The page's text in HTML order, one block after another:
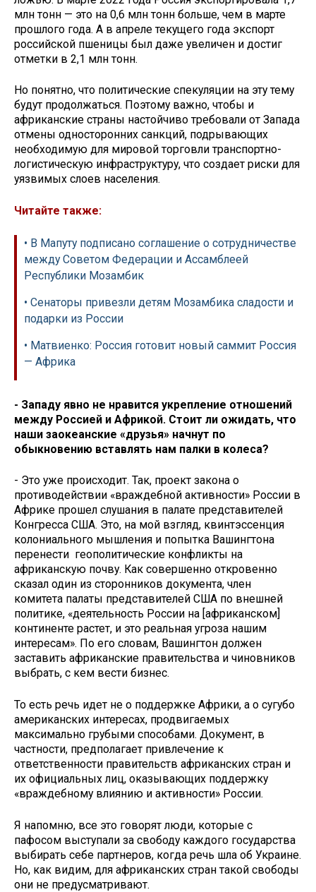
млн тонн — это на 0,6 млн тонн больше, чем в марте
прошлого года. А в апреле текущего года экспорт
российской пшеницы был даже увеличен и достиг
отметки в 2,1 млн тонн.
Но понятно, что политические спекуляции на эту тему
будут продолжаться. Поэтому важно, чтобы и
африканские страны настойчиво требовали от Запада
отмены односторонних санкций, подрывающих
необходимую для мировой торговли транспортно-
логистическую инфраструктуру, что создает риски для
уязвимых слоев населения.
Читайте также:
• В Мапуту подписано соглашение о сотрудничестве
между Советом Федерации и Ассамблеей
Республики Мозамбик
• Сенаторы привезли детям Мозамбика сладости и
подарки из России
• Матвиенко: Россия готовит новый саммит Россия
— Африка
- Западу явно не нравится укрепление отношений
между Россией и Африкой. Стоит ли ожидать, что
наши заокеанские «друзья» начнут по
обыкновению вставлять нам палки в колеса?
- Это уже происходит. Так, проект закона о
противодействии «враждебной активности» России в
Африке прошел слушания в палате представителей
Конгресса США. Это, на мой взгляд, квинтэссенция
колониального мышления и попытка Вашингтона
перенести геополитические конфликты на
африканскую почву. Как совершенно откровенно
сказал один из сторонников документа, член
комитета палаты представителей США по внешней
политике, «деятельность России на [африканском]
континенте растет, и это реальная угроза нашим
интересам». По его словам, Вашингтон должен
заставить африканские правительства и чиновников
выбрать, с кем вести бизнес.
То есть речь идет не о поддержке Африки, а о сугубо
американских интересах, продвигаемых
максимально грубыми способами. Документ, в
частности, предполагает привлечение к
ответственности правительств африканских стран и
их официальных лиц, оказывающих поддержку
«враждебному влиянию и активности» России.
Я напомню, все это говорят люди, которые с
пафосом выступали за свободу каждого государства
выбирать себе партнеров, когда речь шла об Украине.
Но, как видим, для африканских стран такой свободы
они не предусматривают.